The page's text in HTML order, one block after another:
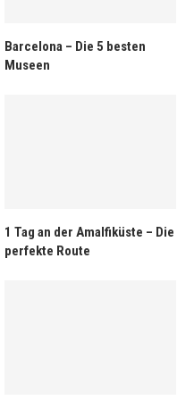
Barcelona – Die 5 besten
Museen
1 Tag an der Amalfiküste – Die
perfekte Route